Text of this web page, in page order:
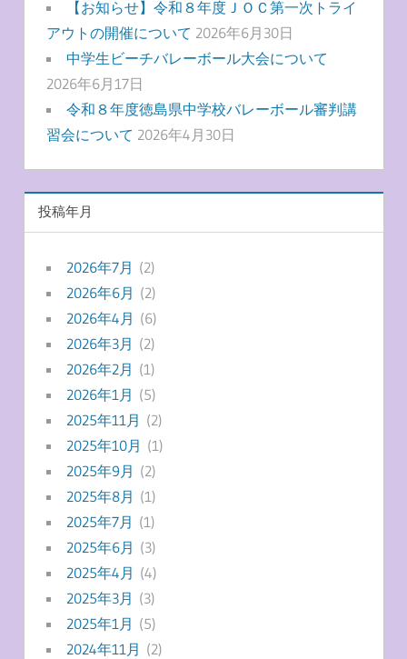
【お知らせ】令和８年度ＪＯＣ第一次トライ
アウトの開催について 2026年6月30日
中学生ビーチバレーボール大会について
2026年6月17日
令和８年度徳島県中学校バレーボール審判講
習会について 2026年4月30日
投稿年月
2026年7月 (2)
2026年6月 (2)
2026年4月 (6)
2026年3月 (2)
2026年2月 (1)
2026年1月 (5)
2025年11月 (2)
2025年10月 (1)
2025年9月 (2)
2025年8月 (1)
2025年7月 (1)
2025年6月 (3)
2025年4月 (4)
2025年3月 (3)
2025年1月 (5)
2024年11月 (2)